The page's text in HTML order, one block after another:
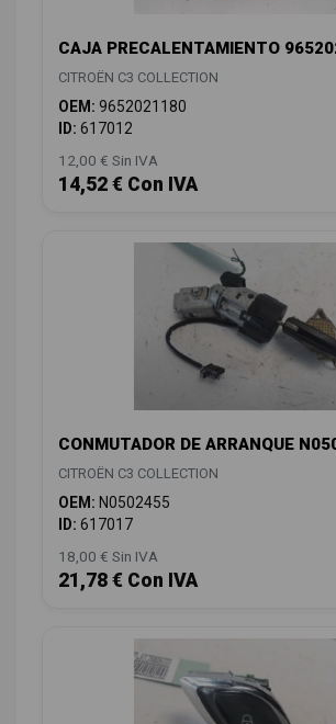
CAJA PRECALENTAMIENTO
CITROËN C3 COLLECTION
OEM: 9652021180
ID: 617012
12,00 € Sin IVA
14,52 € Con IVA
CONMUTADOR DE ARRANQUE
CITROËN C3 COLLECTION
OEM: N0502455
ID: 617017
18,00 € Sin IVA
21,78 € Con IVA